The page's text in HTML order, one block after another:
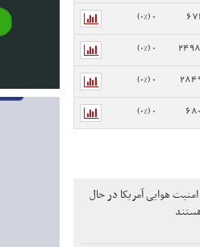
0 (0%)
0 (0%)
0 (0%)
0 (0%)
هوایی آمریکا در حال